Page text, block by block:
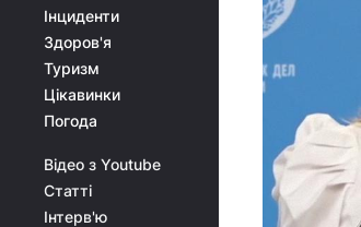
Інциденти
Здоров'я
Туризм
Цікавинки
Погода
Відео з Youtube
Статті
Інтерв'ю